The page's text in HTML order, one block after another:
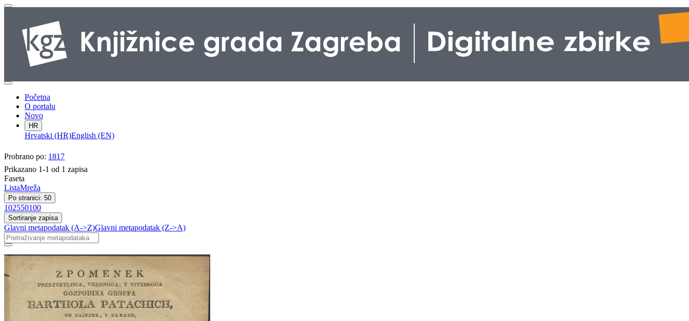
Početna
O portalu
Novo
HR
Hrvatski (HR)English (EN)
Probrano po: 1817
Prikazano 1-1 od 1 zapisa
Faseta
ListaMreža
Po stranici: 50
102550100
Sortiranje zapisa
Glavni metapodatak (A->Z)Glavni metapodatak (Z->A)